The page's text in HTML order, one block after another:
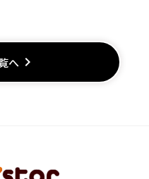
へ keyboard_arrow_right